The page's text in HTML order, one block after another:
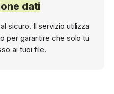
dati
sicuro. Il servizio utilizza
per garantire che solo tu
ai tuoi file.